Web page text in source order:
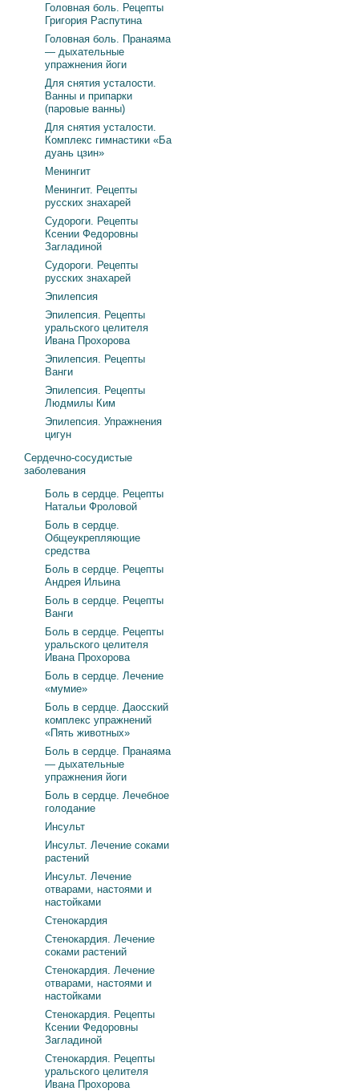
Головная боль. Рецепты
Григория Распутина
Головная боль. Пранаяма
— дыхательные
упражнения йоги
Для снятия усталости.
Ванны и припарки
(паровые ванны)
Для снятия усталости.
Комплекс гимнастики «Ба
дуань цзин»
Менингит
Менингит. Рецепты
русских знахарей
Судороги. Рецепты
Ксении Федоровны
Загладиной
Судороги. Рецепты
русских знахарей
Эпилепсия
Эпилепсия. Рецепты
уральского целителя
Ивана Прохорова
Эпилепсия. Рецепты
Ванги
Эпилепсия. Рецепты
Людмилы Ким
Эпилепсия. Упражнения
цигун
Сердечно-сосудистые
заболевания
Боль в сердце. Рецепты
Натальи Фроловой
Боль в сердце.
Общеукрепляющие
средства
Боль в сердце. Рецепты
Андрея Ильина
Боль в сердце. Рецепты
Ванги
Боль в сердце. Рецепты
уральского целителя
Ивана Прохорова
Боль в сердце. Лечение
«мумие»
Боль в сердце. Даосский
комплекс упражнений
«Пять животных»
Боль в сердце. Пранаяма
— дыхательные
упражнения йоги
Боль в сердце. Лечебное
голодание
Инсульт
Инсульт. Лечение соками
растений
Инсульт. Лечение
отварами, настоями и
настойками
Стенокардия
Стенокардия. Лечение
соками растений
Стенокардия. Лечение
отварами, настоями и
настойками
Стенокардия. Рецепты
Ксении Федоровны
Загладиной
Стенокардия. Рецепты
уральского целителя
Ивана Прохорова